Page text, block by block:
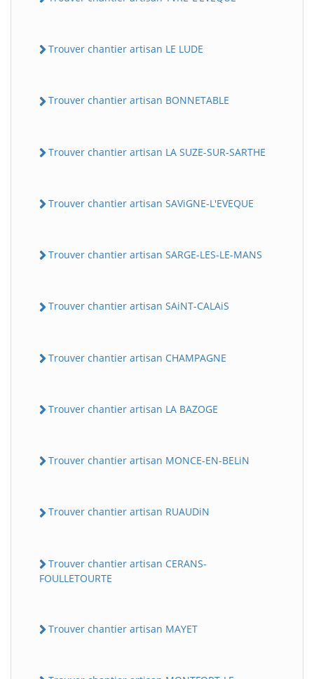
Trouver chantier artisan LE LUDE
Trouver chantier artisan BONNETABLE
Trouver chantier artisan LA SUZE-SUR-SARTHE
Trouver chantier artisan SAViGNE-L'EVEQUE
Trouver chantier artisan SARGE-LES-LE-MANS
Trouver chantier artisan SAiNT-CALAiS
Trouver chantier artisan CHAMPAGNE
Trouver chantier artisan LA BAZOGE
Trouver chantier artisan MONCE-EN-BELiN
Trouver chantier artisan RUAUDiN
Trouver chantier artisan CERANS-
FOULLETOURTE
Trouver chantier artisan MAYET